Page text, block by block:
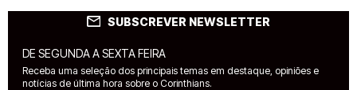
SUBSCREVER NEWSLETTER
DE SEGUNDA A SEXTA FEIRA
Receba uma seleção dos principais temas em destaque, opiniões e
notícias de última hora sobre o Corinthians.